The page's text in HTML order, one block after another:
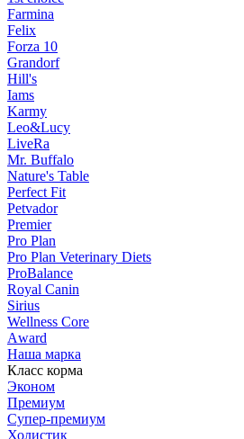
Farmina
Felix
Forza 10
Grandorf
Hill's
Iams
Karmy
Leo&Lucy
LiveRa
Mr. Buffalo
Nature's Table
Perfect Fit
Petvador
Premier
Pro Plan
Pro Plan Veterinary Diets
ProBalance
Royal Canin
Sirius
Wellness Core
Аward
Наша марка
Класс корма
Эконом
Премиум
Супер-премиум
Холистик